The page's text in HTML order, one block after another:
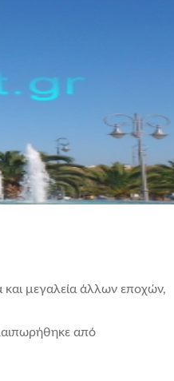
και μεγαλεία άλλων εποχών,
από